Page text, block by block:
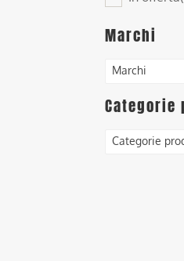
Marchi
Marchi
Categorie
Categorie